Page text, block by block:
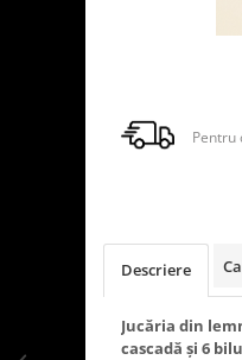
Pentru
Descriere
Jucăria din
cascadă și 6